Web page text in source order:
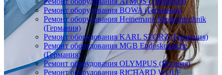
Ремонт оборудования BOWA (Германия)
Ремонт оборудования Heinemann Medizintechnik
(Германия)
Ремонт оборудования KARL STORZ (Германия)
Ремонт оборудования MGB Endoskopische
(Германия)
Ремонт оборудования OLYMPUS (Япония)
Ремонт оборудования RICHARD WOLF